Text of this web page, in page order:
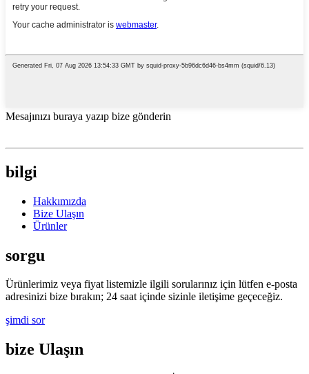
Mesajınızı buraya yazıp bize gönderin
bilgi
Hakkımızda
Bize Ulaşın
Ürünler
sorgu
Ürünlerimiz veya fiyat listemizle ilgili sorularınız için lütfen e-posta
adresinizi bize bırakın; 24 saat içinde sizinle iletişime geçeceğiz.
şimdi sor
bize Ulaşın